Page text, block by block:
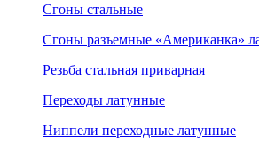
Сгоны стальные
Сгоны разъемные «Американка»
Резьба стальная приварная
Переходы латунные
Ниппели переходные латунные